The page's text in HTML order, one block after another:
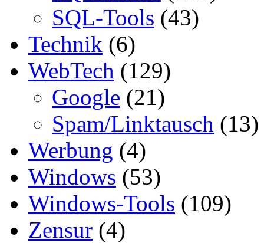
SQL-Tools (43)
Technik (6)
WebTech (129)
Google (21)
Spam/Linktausch (13)
Werbung (4)
Windows (53)
Windows-Tools (109)
Zensur (4)